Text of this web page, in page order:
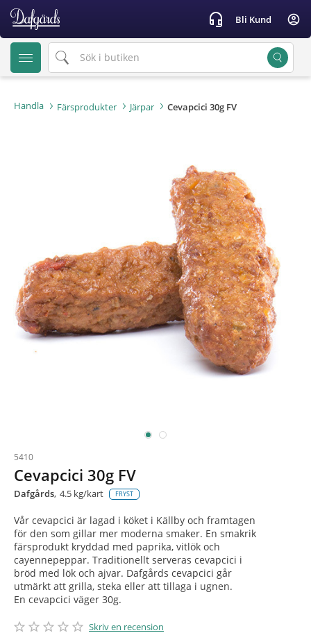
text.skipToContent
text.skipToNavigation
headset_mic Bli Kund account_circle
Handla Färsprodukter Järpar Cevapcici 30g FV
5410
Cevapcici 30g FV
Dafgårds 4.5 kg/kart FRYST
Vår cevapcici är lagad i köket i Källby och framtagen
för den som gillar mer moderna smaker. En smakrik
färsprodukt kryddad med paprika, vitlök och
cayennepeppar. Traditionellt serveras cevapcici i
bröd med lök och ajvar. Dafgårds cevapcici går
utmärkt att grilla, steka eller att tillaga i ugnen.
En cevapcici väger 30g.
star_border star_border star_border star_border star_border
star star star star star Skriv en recension